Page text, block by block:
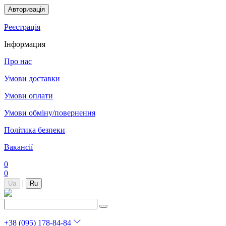
Авторизація
Реєстрація
Інформация
Про нас
Умови доставки
Умови оплати
Умови обміну/повернення
Політика безпеки
Вакансії
0
0
Ua | Ru
+38 (095) 178-84-84